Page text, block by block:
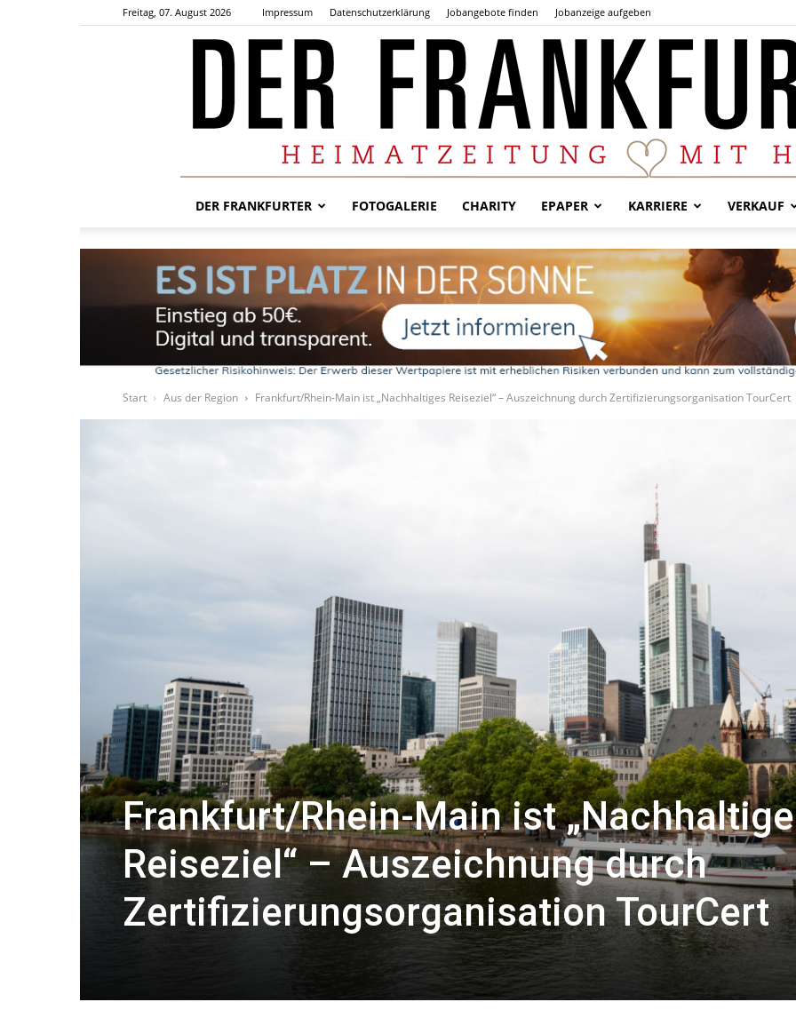
Freitag, 07. August 2026 Impressum Datenschutzerklärung Jobangebote finden Jobanzeige aufgeben
Frankfurter
DER FRANKFURTER FOTOGALERIE CHARITY EPAPER KARRIERE VERKAUF
Start Aus der Region Frankfurt/Rhein-Main ist „Nachhaltiges Reiseziel“ – Auszeichnung durch Zertifizierungsorganisation TourCert
Frankfurt/Rhein-Main ist
Reiseziel“ – Auszeichnung durch
Zertifizierungsorganisation TourCert